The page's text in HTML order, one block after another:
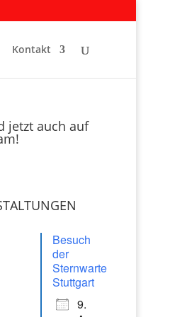
Kontakt
jetzt auch auf
Besuch
der
Sternwarte
Stuttgart
9.